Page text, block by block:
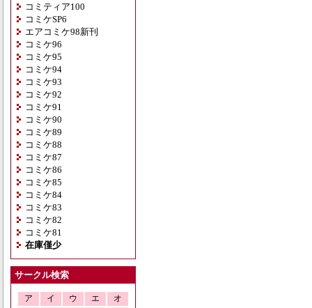
コミティア100
コミケSP6
エアコミケ98新刊
コミケ96
コミケ95
コミケ94
コミケ93
コミケ92
コミケ91
コミケ90
コミケ89
コミケ88
コミケ87
コミケ86
コミケ85
コミケ84
コミケ83
コミケ82
コミケ81
在庫僅少
サークル検索
ア イ ウ エ
オ